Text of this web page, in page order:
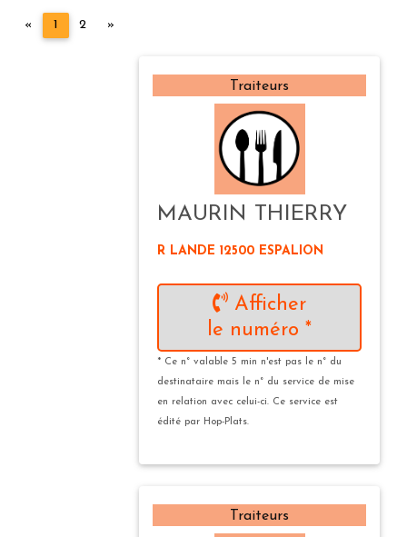
« Précédent
1 2 »
Traiteurs
MAURIN THIERRY
R LANDE 12500 ESPALION
Afficher
le numéro *
* Ce n° valable 5 min n'est pas le n° du
destinataire mais le n° du service de mise
en relation avec celui-ci. Ce service est
édité par Hop-Plats.
Traiteurs